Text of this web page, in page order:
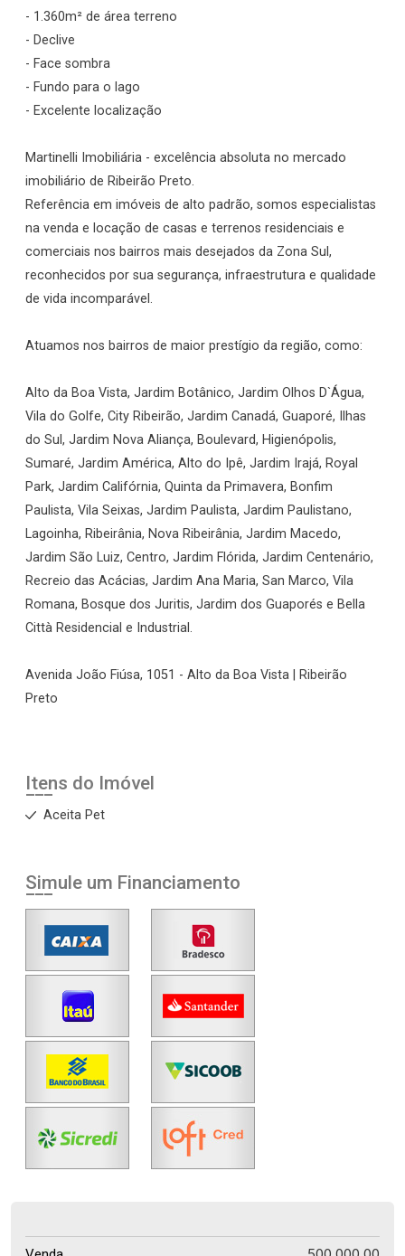
- 1.360m² de área terreno
- Declive
- Face sombra
- Fundo para o lago
- Excelente localização
Martinelli Imobiliária - excelência absoluta no mercado
imobiliário de Ribeirão Preto.
Referência em imóveis de alto padrão, somos especialistas
na venda e locação de casas e terrenos residenciais e
comerciais nos bairros mais desejados da Zona Sul,
reconhecidos por sua segurança, infraestrutura e qualidade
de vida incomparável.
Atuamos nos bairros de maior prestígio da região, como:
Alto da Boa Vista, Jardim Botânico, Jardim Olhos D`Água,
Vila do Golfe, City Ribeirão, Jardim Canadá, Guaporé, Ilhas
do Sul, Jardim Nova Aliança, Boulevard, Higienópolis,
Sumaré, Jardim América, Alto do Ipê, Jardim Irajá, Royal
Park, Jardim Califórnia, Quinta da Primavera, Bonfim
Paulista, Vila Seixas, Jardim Paulista, Jardim Paulistano,
Lagoinha, Ribeirânia, Nova Ribeirânia, Jardim Macedo,
Jardim São Luiz, Centro, Jardim Flórida, Jardim Centenário,
Recreio das Acácias, Jardim Ana Maria, San Marco, Vila
Romana, Bosque dos Juritis, Jardim dos Guaporés e Bella
Città Residencial e Industrial.
Avenida João Fiúsa, 1051 - Alto da Boa Vista | Ribeirão
Preto
Itens do Imóvel
Aceita Pet
Simule um Financiamento